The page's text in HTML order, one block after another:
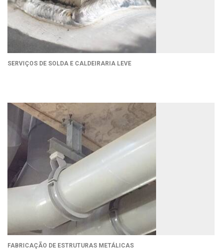
SERVIÇOS DE SOLDA E CALDEIRARIA LEVE
FABRICAÇÃO DE ESTRUTURAS METÁLICAS